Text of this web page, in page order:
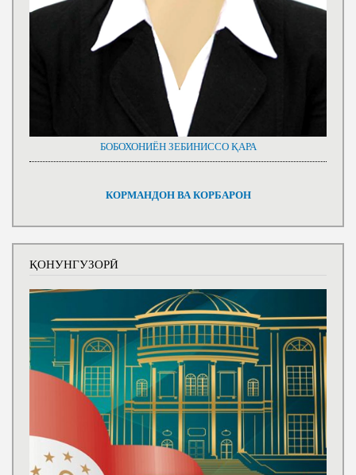
БОБОХОНИЁН ЗЕБИНИССО ҚАРА
КОРМАНДОН ВА КОРБАРОН
ҚОНУНГУЗОРӢ